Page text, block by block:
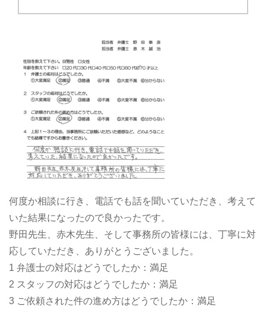
何度か相談に行き、電話でも話を聞いていただき、考えて
いた結果になったので良かったです。
野田先生、赤木先生、そして事務所の皆様には、丁寧に対
応していただき、ありがとうございました。
1 弁護士の対応はどうでしたか：満足
2 スタッフの対応はどうでしたか：満足
3 ご依頼された件の進め方はどうでしたか：満足